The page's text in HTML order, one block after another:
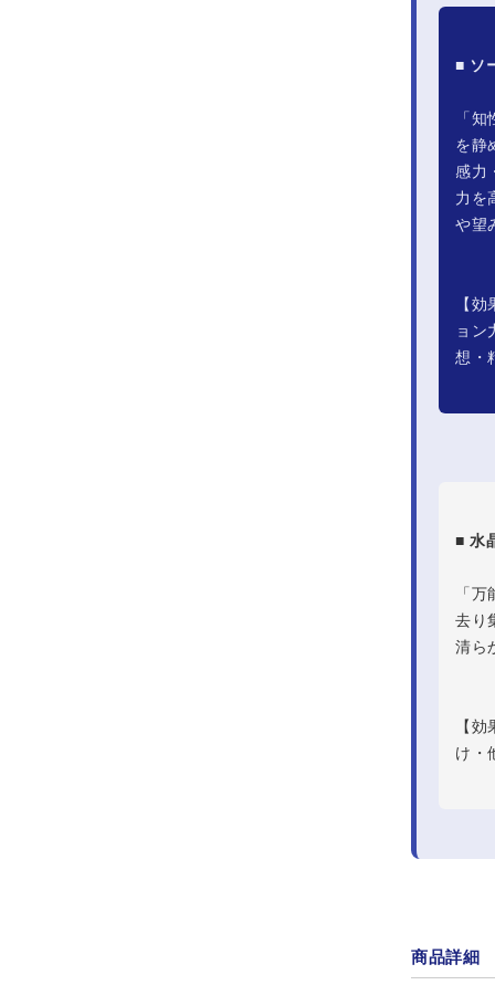
■ ソ
「
を静
感力
力を
や望
【
ョン
想・
■ 水
「
去り
清ら
【
け・
商品詳細